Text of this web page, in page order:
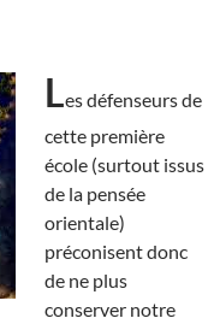
Les défenseurs de
cette première
école (surtout issus
de la pensée
orientale)
préconisent donc
de ne plus
conserver notre